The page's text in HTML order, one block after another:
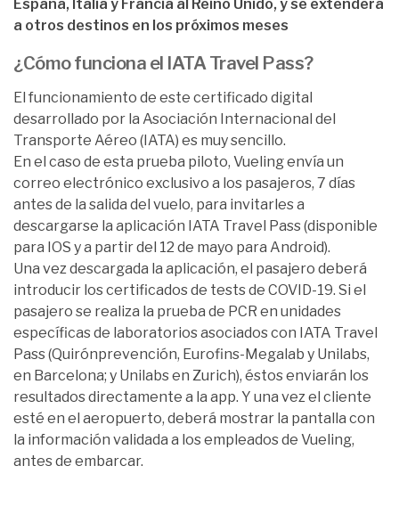
España, Italia y Francia al Reino Unido, y se extenderá
a otros destinos en los próximos meses
¿Cómo funciona el IATA Travel Pass?
El funcionamiento de este certificado digital
desarrollado por la Asociación Internacional del
Transporte Aéreo (IATA) es muy sencillo.
En el caso de esta prueba piloto, Vueling envía un
correo electrónico exclusivo a los pasajeros, 7 días
antes de la salida del vuelo, para invitarles a
descargarse la aplicación IATA Travel Pass (disponible
para IOS y a partir del 12 de mayo para Android).
Una vez descargada la aplicación, el pasajero deberá
introducir los certificados de tests de COVID-19. Si el
pasajero se realiza la prueba de PCR en unidades
específicas de laboratorios asociados con IATA Travel
Pass (Quirónprevención, Eurofins-Megalab y Unilabs,
en Barcelona; y Unilabs en Zurich), éstos enviarán los
resultados directamente a la app. Y una vez el cliente
esté en el aeropuerto, deberá mostrar la pantalla con
la información validada a los empleados de Vueling,
antes de embarcar.